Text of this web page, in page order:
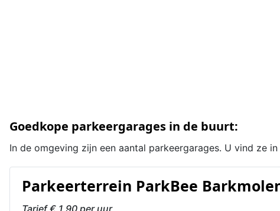
Goedkope parkeergarages in de buurt:
In de omgeving zijn een aantal parkeergarages. U vind ze
Parkeerterrein ParkBee